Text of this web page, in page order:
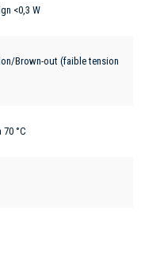
<0,3 W
Brown-out (faible tension
°C